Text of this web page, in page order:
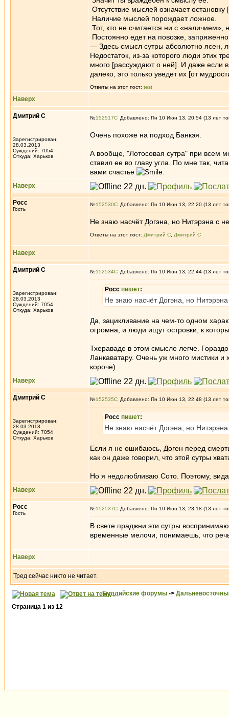
Отсутствие мыслей означает
Наличие мыслей порождает ложное.
Тот, кто не считается ни с «наличием»,
Постоянно едет на повозке,
— Здесь смысл сутры абсолютно ясен,
Недостаток, из-за которого люди этих
много [рассуждают о ней]. И даже если
далеко, это только уведет их [от
Ответы на этот пост: test
Наверх
Дмитрий С
Зарегистрирован:
28.03.2013
Суждений: 7054
Откуда: Харьков
№152517 Добавлено: Пн 10 Июн 13, 20:54 (13 лет
Очень похоже на подход Банкэя.
А вообще, "Лотосовая сутра" при всем
ставил ее во главу угла. По мне так,
вами счастье
Наверх
Росс
Гость
№152530 Добавлено: Пн 10 Июн 13, 22:20 (13 лет
Не знаю насчёт Догэна, но Нитэрэна с
Ответы на этот пост: Дмитрий С Дмитрий С
Наверх
Дмитрий С
Зарегистрирован:
28.03.2013
Суждений: 7054
Откуда: Харьков
№152534 Добавлено: Пн 10 Июн 13, 22:44 (13 лет
Росс пишет:
Не знаю насчёт Догэна, но
Да, зацикливание на чем-то одном
огромна, и люди ищут островки, к
Тхераваде в этом смысле легче.
Ланкаватару. Очень уж много мистики
короче).
Наверх
Дмитрий С
Зарегистрирован:
28.03.2013
Суждений: 7054
Откуда: Харьков
№152535 Добавлено: Пн 10 Июн 13, 22:48 (13 лет
Росс пишет:
Не знаю насчёт Догэна, но
Если я не ошибаюсь, Доген перед
как он даже говорил, что этой сутры
Но я недолюбливаю Сото. Поэтому,
Наверх
Росс
Гость
№152537 Добавлено: Пн 10 Июн 13, 23:18 (13 лет
В свете праджни эти сутры
временные мелочи, понимаешь, что
Наверх
Тред сейчас никто не читает.
Буддийские форумы ->
Страница 1 из 12